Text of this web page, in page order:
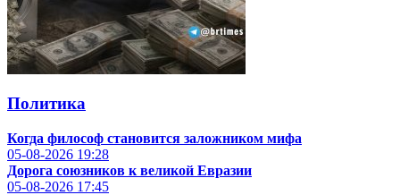
Политика
Когда философ становится заложником мифа
05-08-2026 19:28
Дорога союзников к великой Евразии
05-08-2026 17:45